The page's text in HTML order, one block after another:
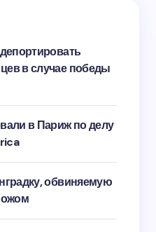
в случае победы
в Париж по делу
обвиняемую